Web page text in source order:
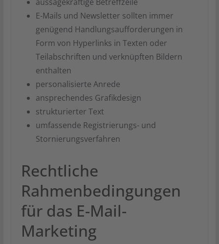
E-Mails und Newsletter sollten immer
genügend Handlungsaufforderungen in
Form von Hyperlinks in Texten oder
Teilabschriften und verknüpften Bildern
enthalten
personalisierte Anrede
ansprechendes Grafikdesign
strukturierter Text
umfassende Registrierungs- und
Stornierungsverfahren
Rechtliche
Rahmenbedingungen
für das E-Mail-
Marketing